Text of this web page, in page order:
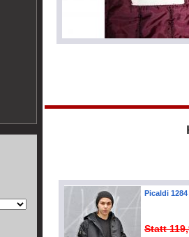
Picaldi
Statt